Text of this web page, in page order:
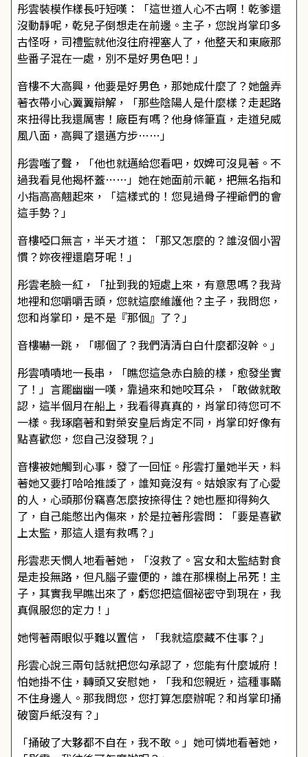
彤雲裝模作樣長吁短嘆：「這世道人心不古啊！乾爹還
沒動靜呢，乾兒子倒想走在前邊。主子，您說肖掌印多
古怪呀，司禮監就他沒往府裡塞人了，他整天和東廠那
些番子混在一處，別不是好男色吧！」
音樓不大高興，他要是好男色，那她成什麼了？她盤弄
著衣帶小心翼翼辯解，「那些陰陽人是什麼樣？走起路
來扭得比我還厲害！廠臣有嗎？他身條筆直，走道兒威
風八面，高興了還邁方步……」
彤雲嗤了聲，「他也就邁給您看吧，奴婢可沒見著。不
過我看見他揭杯蓋……」她在她面前示範，把無名指和
小指高高翹起來，「這樣式的！您見過骨子裡爺們的會
這手勢？」
音樓啞口無言，半天才道：「那又怎麼的？誰沒個小習
慣？妳夜裡還磨牙呢！」
彤雲老臉一紅，「扯到我的短處上來，有意思嗎？我背
地裡和您嚼嚼舌頭，您就這麼維護他？主子，我問您，
您和肖掌印，是不是『那個』了？」
音樓嚇一跳，「哪個了？我們清清白白什麼都沒幹。」
彤雲嘖嘖地一長串，「瞧您這急赤白臉的樣，愈發坐實
了！」言罷幽幽一嘆，靠過來和她咬耳朵，「敢做就敢
認，這半個月在船上，我看得真真的，肖掌印待您可不
一樣。我琢磨著和對榮安皇后肯定不同，肖掌印好像有
點喜歡您，您自己沒發現？」
音樓被她觸到心事，發了一回怔。彤雲打量她半天，料
著她又要打哈哈推諉了，誰知竟沒有。姑娘家有了心愛
的人，心頭那份竊喜怎麼按捺得住？她也壓抑得夠久
了，自己能憋出內傷來，於是拉著彤雲問：「要是喜歡
上太監，那這人還有救嗎？」
彤雲悲天憫人地看著她，「沒救了。宮女和太監結對食
是走投無路，但凡腦子靈便的，誰在那棵樹上吊死！主
子，其實我早瞧出來了，虧您把這個祕密守到現在，我
真佩服您的定力！」
她愕著兩眼似乎難以置信，「我就這麼藏不住事？」
彤雲心說三兩句話就把您勾承認了，您能有什麼城府！
怕她掛不住，轉頭又安慰她，「我和您親近，這種事瞞
不住身邊人。那我問您，您打算怎麼辦呢？和肖掌印捅
破窗戶紙沒有？」
「捅破了大夥都不自在，我不敢。」她可憐地看著她，